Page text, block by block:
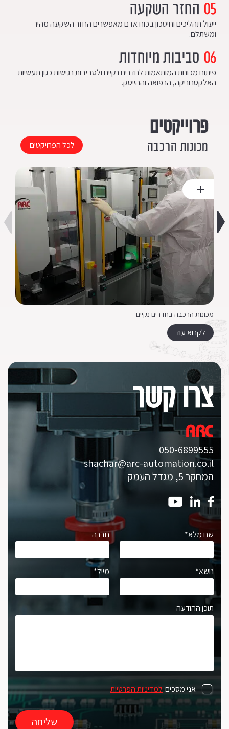
05 החזר השקעה
ייעול תהליכים וחיסכון בכוח אדם מאפשרים החזר השקעה מהיר
ומשתלם.
06 סביבות מיוחדות
פיתוח מכונות המותאמות לחדרים נקיים ולסביבות רגישות כגון תעשיות
האלקטרוניקה, הרפואה וההייטק.
פרוייקטים
מכונות הרכבה לכל הפרויקטים
מכונות הרכבה בחדרים נקיים
לקרוא עוד
צרו קשר
050-6899555
shachar@arc-automation.co.il
המחקר 5, מגדל העמק
שם מלא* חברה
נושא* מייל*
תוכן ההודעה
אני מסכים למדיניות הפרטיות